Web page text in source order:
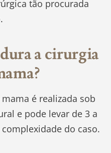
tão procurada
a cirurgia
é realizada sob
e pode levar de 3 a
do caso.